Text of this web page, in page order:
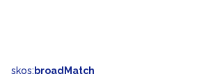
skos: broadMatch